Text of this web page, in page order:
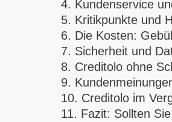
4. Kundenservice
5. Kritikpunkte und
6. Die Kosten:
7. Sicherheit und
8. Creditolo ohne
9.
10. Creditolo im
11. Fazit: Sollten